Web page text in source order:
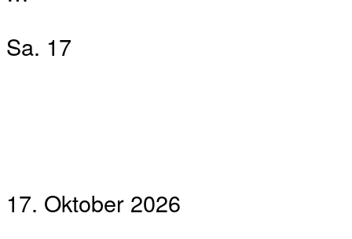
Sa. 17
17. Oktober 2026